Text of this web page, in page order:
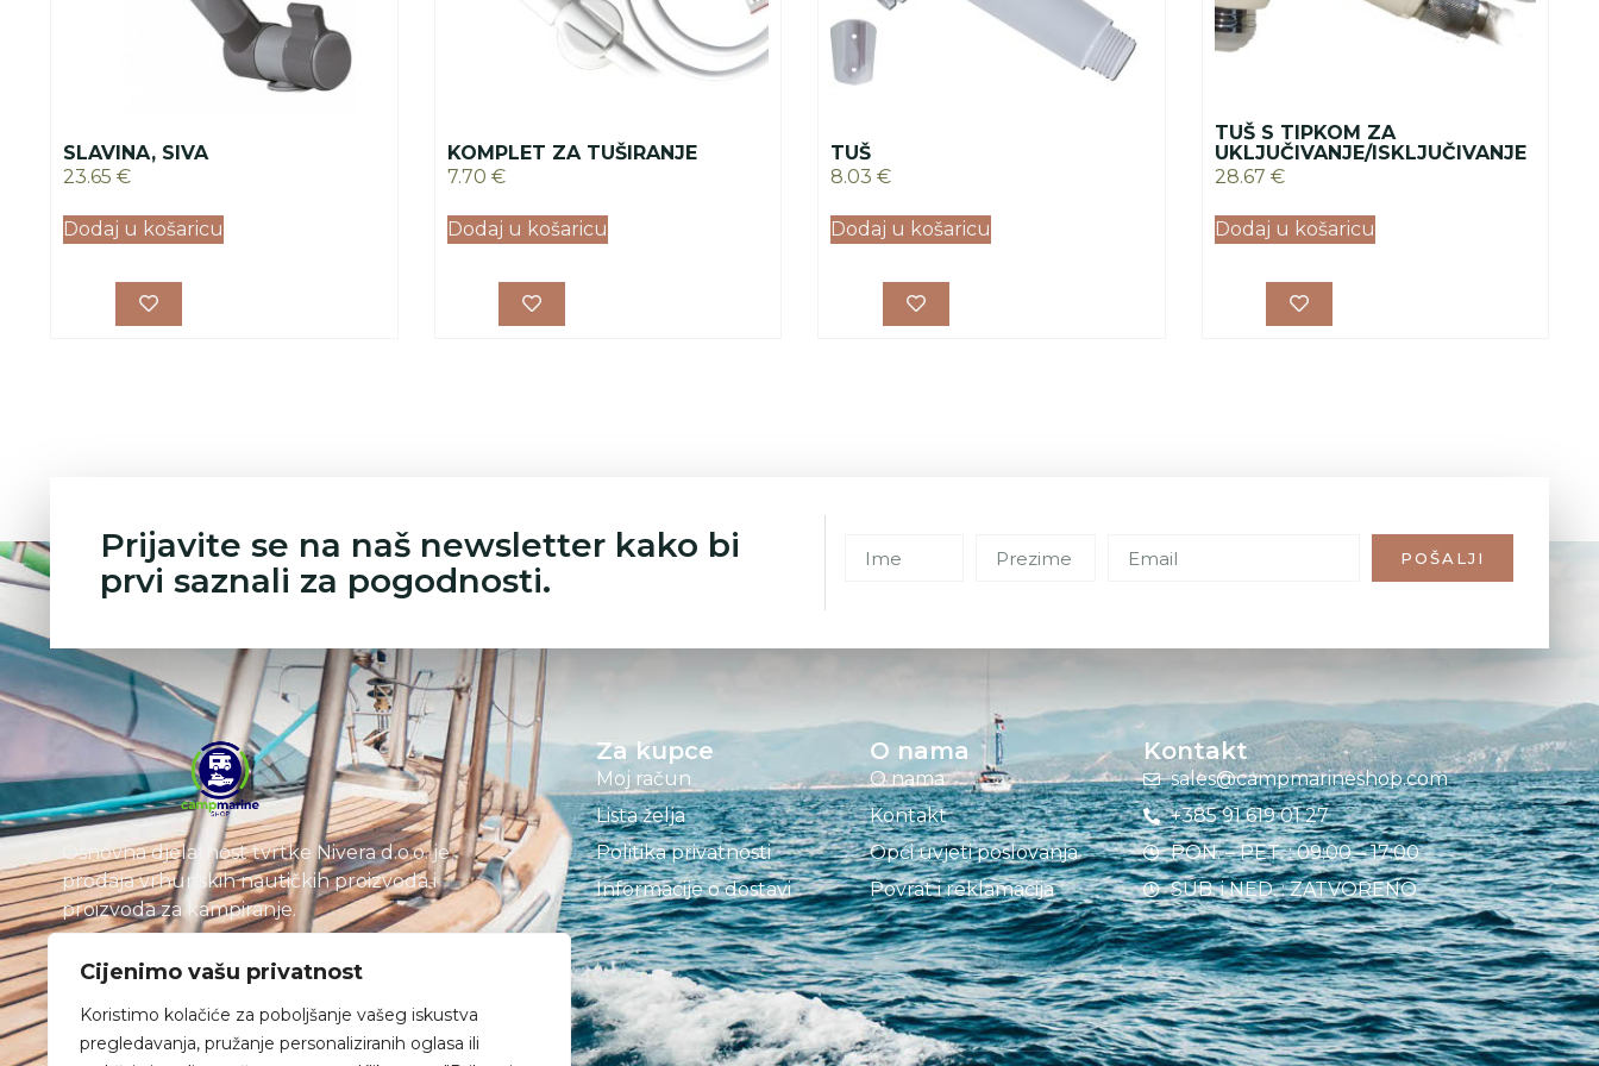
Cijenimo vašu privatnost
Koristimo kolačiće za poboljšanje vašeg iskustva
pregledavanja, pružanje personaliziranih oglasa ili
SLAVINA, SIVA
23.65 €
Dodaj u košaricu
KOMPLET ZA TUŠIRANJE
7.70 €
Dodaj u košaricu
TUŠ
8.03 €
Dodaj u košaricu
TUŠ S TIPKOM ZA
UKLJUČIVANJE/ISKLJUČIVANJE
28.67 €
Dodaj u košaricu
Prijavite se na naš newsletter kako bi
prvi saznali za pogodnosti.
POŠALJI
Osnovna djelatnost tvrtke Nivera d.o.o. je
prodaja vrhunskih nautičkih proizvoda i
proizvoda za kampiranje.
Za kupce
Moj račun
Lista želja
Politika privatnosti
Informacije o dostavi
O nama
O nama
Kontakt
Opći uvjeti poslovanja
Povrat i reklamacija
Kontakt
sales@campmarineshop.com
+385 91 619 01 27
PON. – PET. : 09:00 – 17:00
SUB. i NED. : ZATVORENO